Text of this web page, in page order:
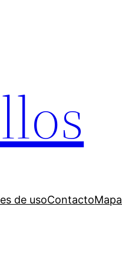
de usoContactoMapa